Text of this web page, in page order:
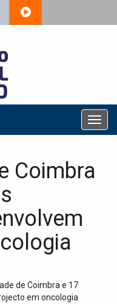
T
o
Coimbra